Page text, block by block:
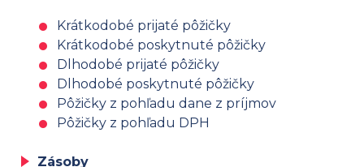
Krátkodobé prijaté pôžičky
Krátkodobé poskytnuté pôžičky
Dlhodobé prijaté pôžičky
Dlhodobé poskytnuté pôžičky
Pôžičky z pohľadu dane z príjmov
Pôžičky z pohľadu DPH
Zásoby